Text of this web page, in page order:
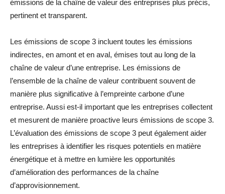
émissions de la chaîne de valeur des entreprises plus précis,
pertinent et transparent.
Les émissions de scope 3 incluent toutes les émissions
indirectes, en amont et en aval, émises tout au long de la
chaîne de valeur d’une entreprise. Les émissions de
l’ensemble de la chaîne de valeur contribuent souvent de
manière plus significative à l’empreinte carbone d’une
entreprise. Aussi est-il important que les entreprises collectent
et mesurent de manière proactive leurs émissions de scope 3.
L’évaluation des émissions de scope 3 peut également aider
les entreprises à identifier les risques potentiels en matière
énergétique et à mettre en lumière les opportunités
d’amélioration des performances de la chaîne
d’approvisionnement.